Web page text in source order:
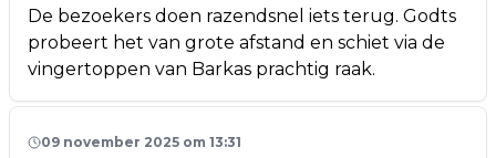
De bezoekers doen razendsnel iets terug. Godts
probeert het van grote afstand en schiet via de
vingertoppen van Barkas prachtig raak.
09 november 2025 om 13:31